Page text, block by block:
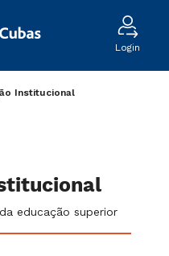
Login
Institucional
educação superior